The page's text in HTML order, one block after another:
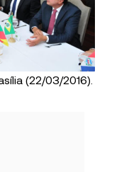
(22/03/2016).